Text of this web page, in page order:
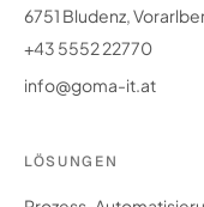
6751 Bludenz,
+43 5552 22770
info@goma-it.at
LÖSUNGEN